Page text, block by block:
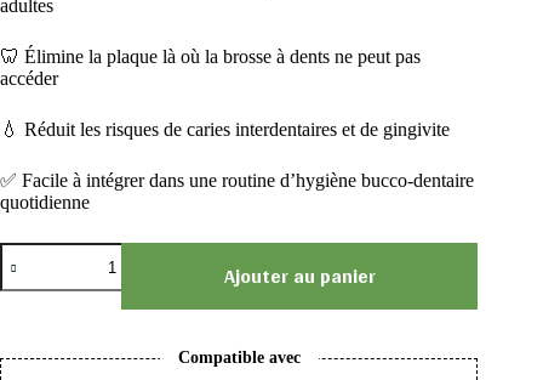
adultes
🦷 Élimine la plaque là où la brosse à dents ne peut pas
accéder
💧 Réduit les risques de caries interdentaires et de gingivite
✅ Facile à intégrer dans une routine d’hygiène bucco-dentaire
quotidienne
Ajouter au panier
Compatible avec